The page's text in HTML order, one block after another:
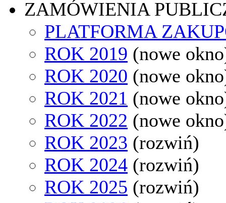
ZAMÓWIENIA
PLATFORMA
ROK 2019 (nowe
ROK 2020 (nowe
ROK 2021 (nowe
ROK 2022 (nowe
ROK 2023 (rozwiń)
ROK 2024 (rozwiń)
ROK 2025 (rozwiń)